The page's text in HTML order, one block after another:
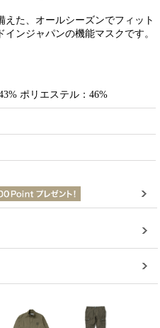
た、オールシーズンでフィット
ンジャパンの機能マスクです。
ポリエステル：46%